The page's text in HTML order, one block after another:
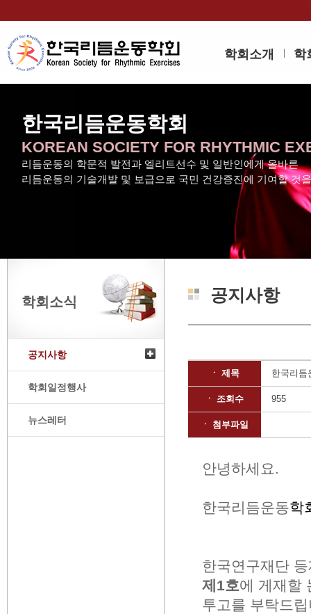
학회소개 학
한국리듬운동학회
KOREAN SOCIETY FOR RHYTHMIC
리듬운동의 학문적 발전과 엘리트선수 및 일반인에게 올바른
리듬운동의 기술개발 및 보급으로 국민 건강증진에 기여할 것
학회소식
공지사항
학회일정행사
뉴스레터
공지사항
ㆍ 제목 한국리듬
ㆍ 조회수 955
ㆍ 첨부파일
안녕하세요.
한국리듬운동학
한국연구재단
제 1호에 게재할
투고를 부탁드